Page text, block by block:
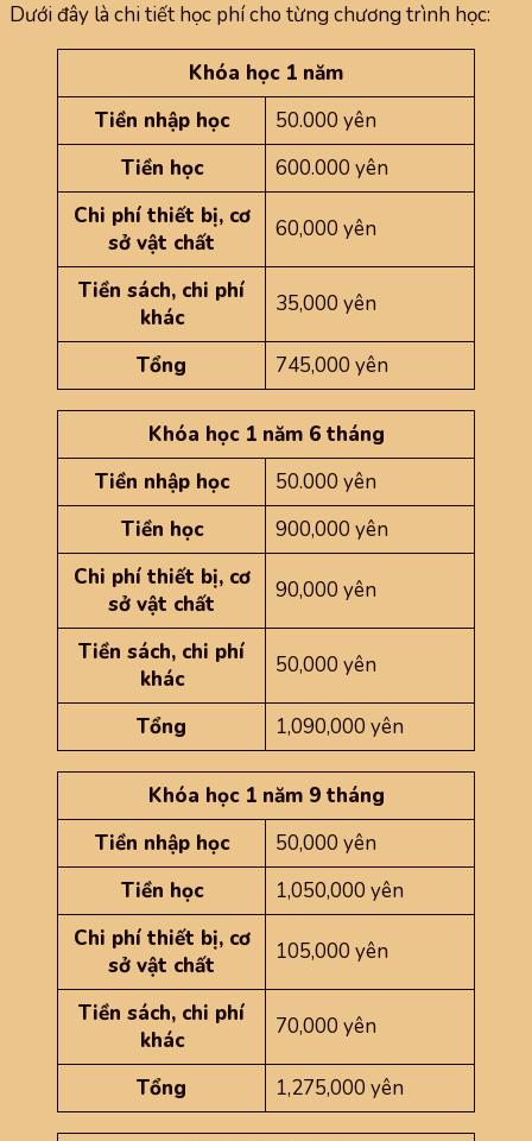
Dưới đây là chi tiết học phí cho từng chương trình học:
Khóa học 1 năm
Tiền nhập học
50.000 yên
Tiền học
600.000 yên
Chi phí thiết bị, cơ
sở vật chất
60,000 yên
Tiền sách, chi phí
khác
35,000 yên
Tổng 745,000 yên
Khóa học 1 năm 6 tháng
Tiền nhập học
50.000 yên
Tiền học
900,000 yên
Chi phí thiết bị, cơ
sở vật chất
90,000 yên
Tiền sách, chi phí
khác
50,000 yên
Tổng 1,090,000 yên
Khóa học 1 năm 9 tháng
Tiền nhập học
50,000 yên
Tiền học
1,050,000 yên
Chi phí thiết bị, cơ
sở vật chất
105,000 yên
Tiền sách, chi phí
khác
70,000 yên
Tổng 1,275,000 yên